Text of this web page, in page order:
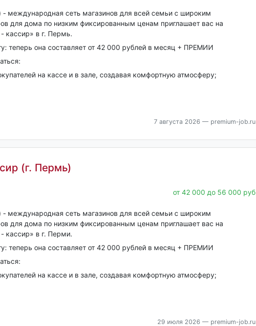
- международная сеть магазинов для всей семьи с широким
для дома по низким фиксированным ценам приглашает вас на
кассир» в г. Пермь.
теперь она составляет от 42 000 рублей в месяц + ПРЕМИИ
на кассе и в зале, создавая комфортную атмосферу;
7 августа 2026 — premium-job.ru
(г. Пермь)
от 42 000 до 56 000 руб
- международная сеть магазинов для всей семьи с широким
для дома по низким фиксированным ценам приглашает вас на
кассир» в г. Перми.
теперь она составляет от 42 000 рублей в месяц + ПРЕМИИ
на кассе и в зале, создавая комфортную атмосферу;
29 июля 2026 — premium-job.ru